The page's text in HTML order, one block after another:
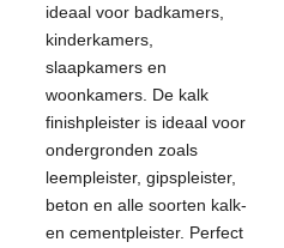
ideaal voor badkamers,
kinderkamers,
slaapkamers en
woonkamers. De kalk
finishpleister is ideaal voor
ondergronden zoals
leempleister, gipspleister,
beton en alle soorten kalk-
en cementpleister. Perfect